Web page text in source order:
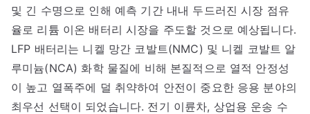
및 긴 수명으로 인해 예측 기간 내내 두드러진 시장 점유
율로 리튬 이온 배터리 시장을 주도할 것으로 예상됩니다.
LFP 배터리는 니켈 망간 코발트(NMC) 및 니켈 코발트 알
루미늄(NCA) 화학 물질에 비해 본질적으로 열적 안정성
이 높고 열폭주에 덜 취약하여 안전이 중요한 응용 분야의
최우선 선택이 되었습니다. 전기 이륜차, 상업용 운송 수